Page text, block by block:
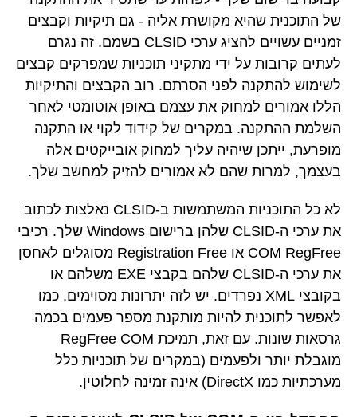
של התוכנית שהיא מקושרת אליה - גם תיקיות וקבצים
זמניים עשויים להציג ערכי CLSID בשמם. זה נגרם
לעתים קרובות על ידי מתקיני תוכניות שמפרקים קבצים
לשימוש להתקנה לפני הסרתם. רוב הקבצים והתיקיות
הללו אמורים למחוק את עצמם באופן אוטומטי לאחר
השלמת ההתקנה. במקרים של קידוד לקוי או התקנה
מופרעת, ייתכן שיהיה עליך למחוק אובייקטים אלה
בעצמך, למרות שהם לא אמורים להזיק למחשב שלך.
לא כל התוכניות המשתמשות ב-CLSID נאלצות לכתוב
את ערכי ה-CLSID שלהן ברישום Windows שלך. רכיבי
COM RegFree או Registration Free מסוגלים לאחסן
את ערכי ה-CLSID שלהם בקבצי EXE משלהם או
בקובצי XML נפרדים. יש לזה יתרונות מסוימים, כמו
לאפשר לתוכנית להיות מותקנת מספר פעמים בכמה
גרסאות שונות. עם זאת, תמיכת RegFree COM
מוגבלת יותר ולפעמים (במקרים של תוכניות כלל
מערכתיות כמו DirectX) אינה זמינה לחלוטין.